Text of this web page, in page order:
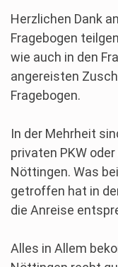
Herzlichen Dank
Fragebogen
wie auch in den
angereisten
Fragebogen.
In der Mehrheit
privaten PKW
Nöttingen. Was
getroffen hat in
die Anreise
Alles in Allem